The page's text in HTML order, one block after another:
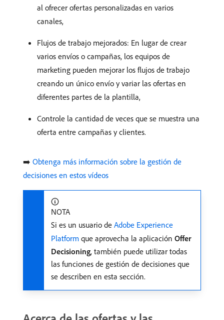
al ofrecer ofertas personalizadas en varios
canales,
Flujos de trabajo mejorados: En lugar de crear
varios envíos o campañas, los equipos de
marketing pueden mejorar los flujos de trabajo
creando un único envío y variar las ofertas en
diferentes partes de la plantilla,
Controle la cantidad de veces que se muestra una
oferta entre campañas y clientes.
➡️ Obtenga más información sobre la gestión de
decisiones en estos vídeos
NOTA
Si es un usuario de Adobe Experience
Platform que aprovecha la aplicación Offer
Decisioning, también puede utilizar todas
las funciones de gestión de decisiones que
se describen en esta sección.